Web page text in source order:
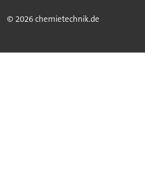
© 2026 chemietechnik.de